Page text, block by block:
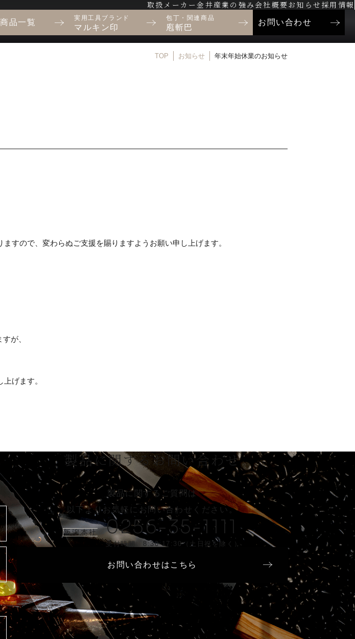
取扱メーカー金井産業の強み 会社概要お知らせ 採用情報
品一覧 実用工具ブランド
マルキン印
包丁・関連商品
庖斬巴
お問い合わせ
TOP お知らせ 年末年始休業のお知らせ
すので、変わらぬご支援を賜りますようお願い申し上げます。
が、
げます。
製品に関するお問い合わせ
製品に関するご質問は
以下よりお気軽に
お問い合わせください。
新潟本社 0256-35-1111
受付時間 8:30-17:30（土日祝を除く）
お問い合わせはこちら